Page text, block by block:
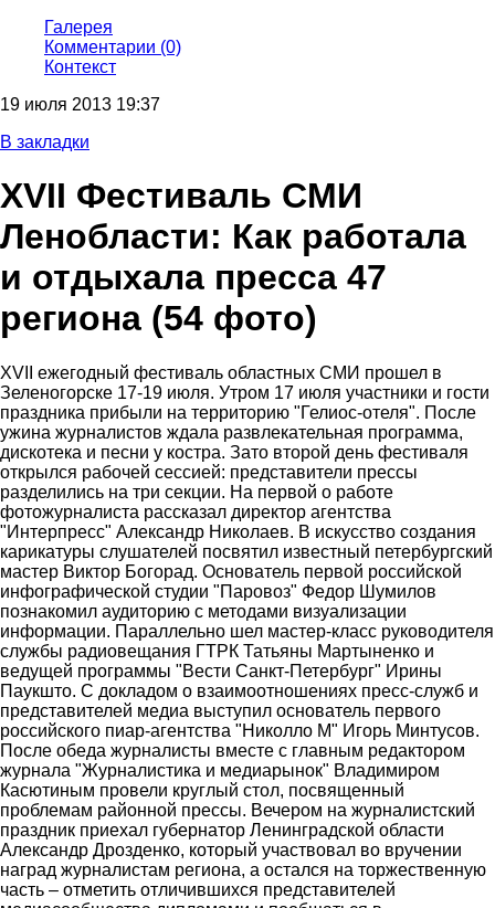
Галерея
Комментарии (0)
Контекст
19 июля 2013 19:37
В закладки
XVII Фестиваль СМИ
Ленобласти: Как работала
и отдыхала пресса 47
региона (54 фото)
XVII ежегодный фестиваль областных СМИ прошел в
Зеленогорске 17-19 июля. Утром 17 июля участники и гости
праздника прибыли на территорию "Гелиос-отеля". После
ужина журналистов ждала развлекательная программа,
дискотека и песни у костра. Зато второй день фестиваля
открылся рабочей сессией: представители прессы
разделились на три секции. На первой о работе
фотожурналиста рассказал директор агентства
"Интерпресс" Александр Николаев. В искусство создания
карикатуры слушателей посвятил известный петербургский
мастер Виктор Богорад. Основатель первой российской
инфографической студии "Паровоз" Федор Шумилов
познакомил аудиторию с методами визуализации
информации. Параллельно шел мастер-класс руководителя
службы радиовещания ГТРК Татьяны Мартыненко и
ведущей программы "Вести Санкт-Петербург" Ирины
Паукшто. С докладом о взаимоотношениях пресс-служб и
представителей медиа выступил основатель первого
российского пиар-агентства "Николло М" Игорь Минтусов.
После обеда журналисты вместе с главным редактором
журнала "Журналистика и медиарынок" Владимиром
Касютиным провели круглый стол, посвященный
проблемам районной прессы. Вечером на журналистский
праздник приехал губернатор Ленинградской области
Александр Дрозденко, который участвовал во вручении
наград журналистам региона, а остался на торжественную
часть – отметить отличившихся представителей